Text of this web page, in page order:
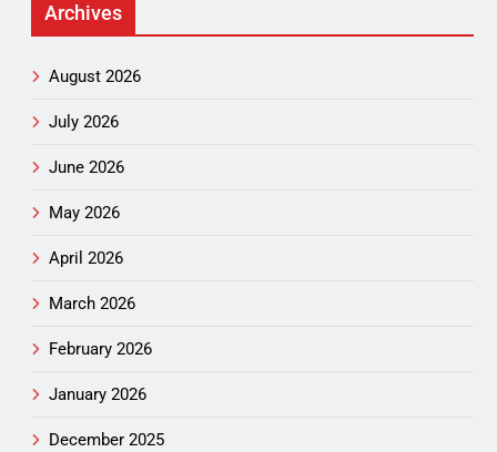
Archives
August 2026
July 2026
June 2026
May 2026
April 2026
March 2026
February 2026
January 2026
December 2025